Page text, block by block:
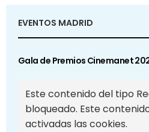
EVENTOS MADRID
Gala de Premios Cinemanet
Este contenido del tipo
bloqueado. Este
activadas las cookies.